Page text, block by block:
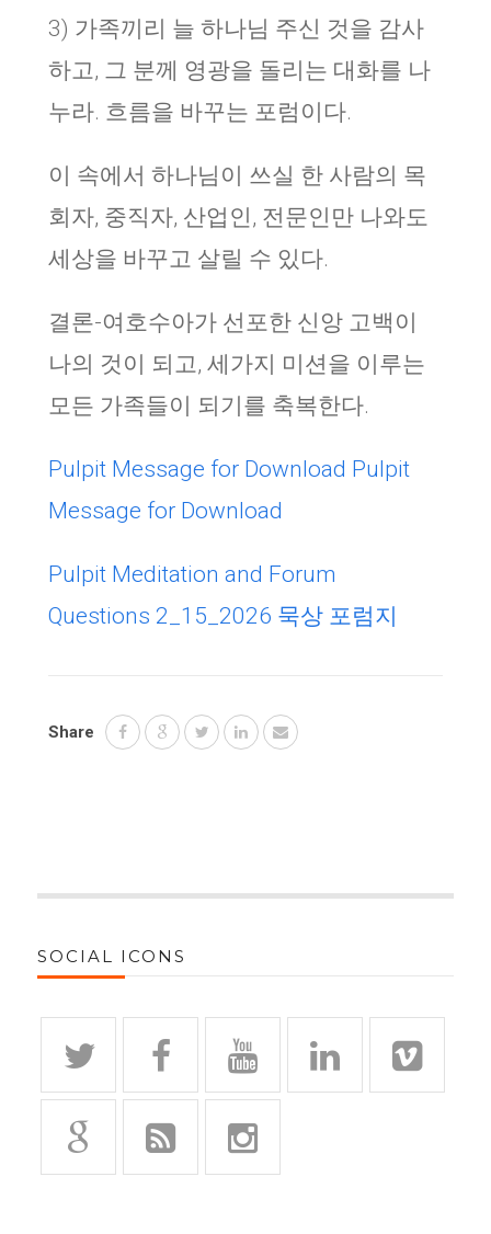
3) 가족끼리 늘 하나님 주신 것을 감사
하고, 그 분께 영광을 돌리는 대화를 나
누라. 흐름을 바꾸는 포럼이다.
이 속에서 하나님이 쓰실 한 사람의 목
회자, 중직자, 산업인, 전문인만 나와도
세상을 바꾸고 살릴 수 있다.
결론-여호수아가 선포한 신앙 고백이
나의 것이 되고, 세가지 미션을 이루는
모든 가족들이 되기를 축복한다.
Pulpit Message for Download Pulpit
Message for Download
Pulpit Meditation and Forum
Questions 2_15_2026 묵상 포럼지
Share
SOCIAL ICONS